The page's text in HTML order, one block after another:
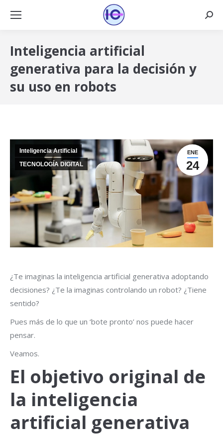
Inteligencia artificial
generativa para la decisión y
su uso en robots
ENE
24
Inteligencia Artificial
TECNOLOGÍA DIGITAL
¿Te imaginas la inteligencia artificial generativa adoptando
decisiones? ¿Te la imaginas controlando un robot? ¿Tiene
sentido?
Pues más de lo que un ‘bote pronto’ nos puede hacer
pensar.
Veamos.
El objetivo original de
la inteligencia
artificial generativa